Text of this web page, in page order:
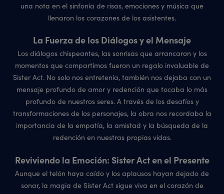
una nota en el sinfonía de risas, emociones y música que
llenaron los corazones de los asistentes.
La Fuerza de los Diálogos y el Mensaje
Los diálogos chispeantes, las sonrisas que arrancaron y los
momentos que compartimos fueron un regalo invaluable de
Sister Act. No solo nos entretenía, también nos dejaba con un
mensaje profundo de amor y redención que tocaba lo más
profundo de nuestros seres. A través de los desafíos y
transformaciones de los personajes, la obra nos recordaba la
importancia de la empatía, la amistad y la búsqueda de la
redención en nuestras propias vidas.
Reviviendo la Emoción: Sister Act en el Presente
Aunque el telón haya caído y los aplausos hayan dejado de
sonar, la magia de Sister Act sigue viva en el corazón de